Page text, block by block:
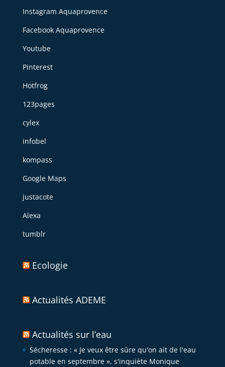
Instagram Aquaprovence
Facebook Aquaprovence
Youtube
Pinterest
Hotfrog
123pages
cylex
infobel
kompass
Google Maps
justacote
Alexa
tumblr
Ecologie
Actualités ADEME
Actualités sur l’eau
Sécheresse : « Je veux être sûre qu'on ait de l'eau
potable en septembre », s'inquiète Monique